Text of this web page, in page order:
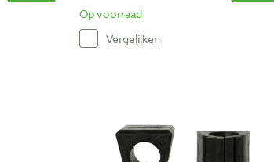
Op voorraad
Vergelijken